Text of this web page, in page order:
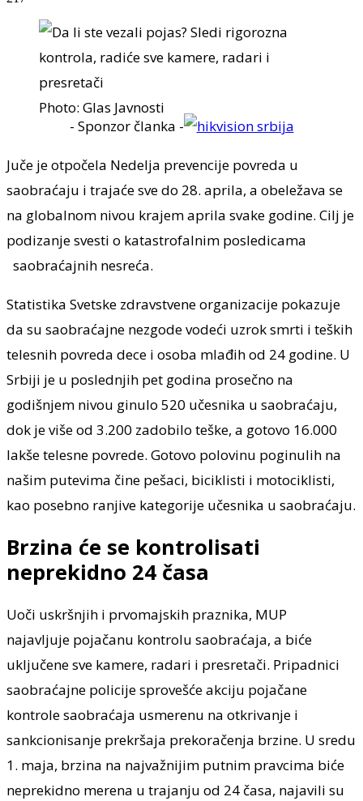
Photo: Glas Javnosti
- Sponzor članka -
Juče je otpočela Nedelja prevencije povreda u
saobraćaju i trajaće sve do 28. aprila, a obeležava se
na globalnom nivou krajem aprila svake godine. Cilj je
podizanje svesti o katastrofalnim posledicama
saobraćajnih nesreća.
Statistika Svetske zdravstvene organizacije pokazuje
da su saobraćajne nezgode vodeći uzrok smrti i teških
telesnih povreda dece i osoba mlađih od 24 godine. U
Srbiji je u poslednjih pet godina prosečno na
godišnjem nivou ginulo 520 učesnika u saobraćaju,
dok je više od 3.200 zadobilo teške, a gotovo 16.000
lakše telesne povrede. Gotovo polovinu poginulih na
našim putevima čine pešaci, biciklisti i motociklisti,
kao posebno ranjive kategorije učesnika u saobraćaju.
Brzina će se kontrolisati
neprekidno 24 časa
Uoči uskršnjih i prvomajskih praznika, MUP
najavljuje pojačanu kontrolu saobraćaja, a biće
uključene sve kamere, radari i presretači. Pripadnici
saobraćajne policije sprovešće akciju pojačane
kontrole saobraćaja usmerenu na otkrivanje i
sankcionisanje prekršaja prekoračenja brzine. U sredu
1. maja, brzina na najvažnijim putnim pravcima biće
neprekidno merena u trajanju od 24 časa, najavili su